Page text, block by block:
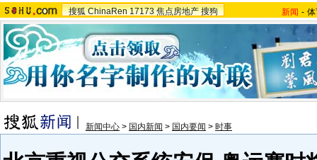
搜狐 ChinaRen 17173 焦点房地产 搜狗 新闻 -
新闻中心 > 国内新闻 > 国内要闻 > 时事